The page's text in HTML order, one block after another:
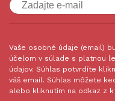
Vaše osobné údaje (email)
účelom v súlade s platnou
údajov. Súhlas potvrdíte
váš email. Súhlas môžete
alebo kliknutím na odkaz z